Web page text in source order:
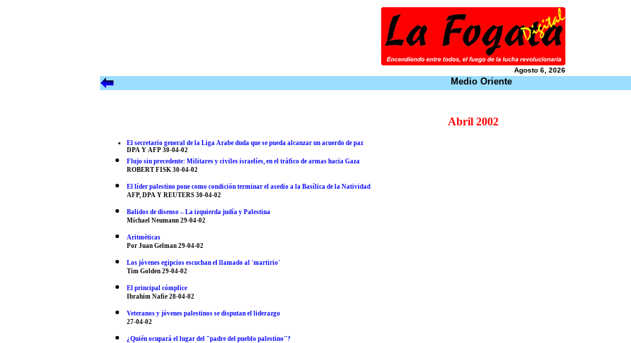
Agosto 6, 2026
Medio Oriente
Abril 2002
El secretario general de la Liga Arabe duda que se pueda alcanzar un acuerdo de paz
DPA Y AFP 30-04-02
Flujo sin precedente: Militares y civiles israelíes, en el tráfico de armas hacia Gaza
ROBERT FISK 30-04-02
El líder palestino pone como condición terminar el asedio a la Basílica de la Natividad
AFP, DPA Y REUTERS 30-04-02
Balidos de disenso – La izquierda judía y Palestina
Michael Neumann 29-04-02
Aritméticas
Por Juan Gelman 29-04-02
Los jóvenes egipcios escuchan el llamado al 'martirio'
Tim Golden 29-04-02
El principal cómplice
Ibrahim Nafie 28-04-02
Veteranos y jóvenes palestinos se disputan el liderazgo
27-04-02
¿Quién ocupará el lugar del "padre del pueblo palestino"?